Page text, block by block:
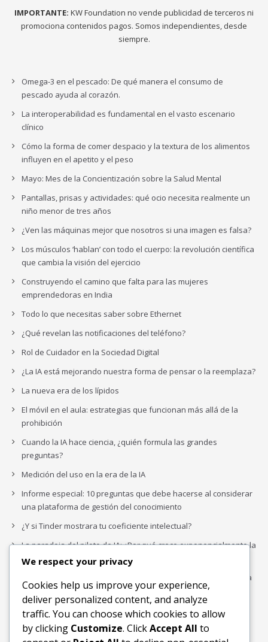
IMPORTANTE: KW Foundation no vende publicidad de terceros ni
promociona contenidos pagos. Somos independientes, desde
siempre.
Omega-3 en el pescado: De qué manera el consumo de
pescado ayuda al corazón.
La interoperabilidad es fundamental en el vasto escenario
clínico
Cómo la forma de comer despacio y la textura de los alimentos
influyen en el apetito y el peso
Mayo: Mes de la Concientización sobre la Salud Mental
Pantallas, prisas y actividades: qué ocio necesita realmente un
niño menor de tres años
¿Ven las máquinas mejor que nosotros si una imagen es falsa?
Los músculos ‘hablan’ con todo el cuerpo: la revolución científica
que cambia la visión del ejercicio
Construyendo el camino que falta para las mujeres
emprendedoras en India
Todo lo que necesitas saber sobre Ethernet
¿Qué revelan las notificaciones del teléfono?
Rol de Cuidador en la Sociedad Digital
¿La IA está mejorando nuestra forma de pensar o la reemplaza?
La nueva era de los lípidos
El móvil en el aula: estrategias que funcionan más allá de la
prohibición
Cuando la IA hace ciencia, ¿quién formula las grandes
preguntas?
Medición del uso en la era de la IA
Informe especial: 10 preguntas que debe hacerse al considerar
una plataforma de gestión del conocimiento
¿Y si Tinder mostrara tu coeficiente intelectual?
La paradoja del piloto de IA: ¿Por qué crece exponencialmente la
complejidad de la IA empresarial?
Los organigramas de marketing se crearon para los canales. La
IA acaba de dejarlos obsoletos.
Buscar
We respect your privacy
Cookies help us improve your experience,
deliver personalized content, and analyze
traffic. You can choose which cookies to allow
by clicking Customize. ClickAccept All to